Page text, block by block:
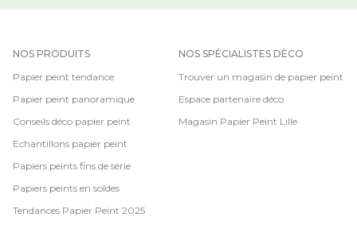
NOS PRODUITS
Papier peint tendance
Papier peint panoramique
Conseils déco papier peint
Echantillons papier peint
Papiers peints fins de série
Papiers peints en soldes
Tendances Papier Peint 2025
NOS SPÉCIALISTES DÉCO
Trouver un magasin de papier peint
Espace partenaire déco
Magasin Papier Peint Lille